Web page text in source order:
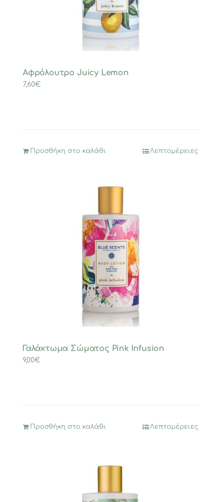
Αφρόλουτρο Juicy Lemon
7,60€
Προσθήκη στο καλάθι Λεπτομέρειες
Γαλάκτωμα Σώματος Pink Infusion
9,00€
Προσθήκη στο καλάθι Λεπτομέρειες